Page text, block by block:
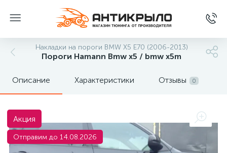
Накладки на пороги BMW X5 E70 (2006-2013)
Пороги Hamann Bmw x5 / bmw x5m
Описание Характеристики Отзывы 0
Акция
Отправим до 14.08.2026